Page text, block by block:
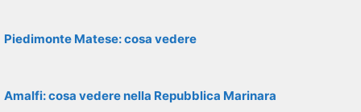
Piedimonte Matese: cosa vedere
Amalfi: cosa vedere nella Repubblica Marinara